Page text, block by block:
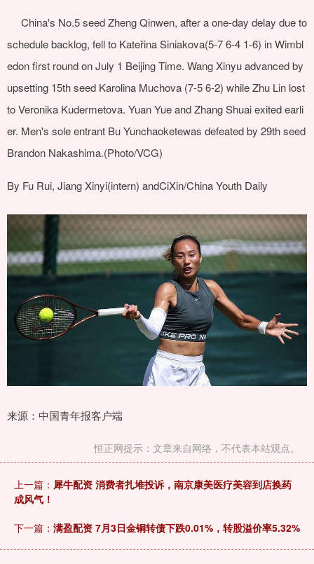
China's No.5 seed Zheng Qinwen, after a one-day delay due to
schedule backlog, fell to Kateřina Siniakova(5-7 6-4 1-6) in Wimbl
edon first round on July 1 Beijing Time. Wang Xinyu advanced by
upsetting 15th seed Karolina Muchova (7-5 6-2) while Zhu Lin lost
to Veronika Kudermetova. Yuan Yue and Zhang Shuai exited earli
er. Men's sole entrant Bu Yunchaoketewas defeated by 29th seed
Brandon Nakashima.(Photo/VCG)
By Fu Rui, Jiang Xinyi(intern) andCiXin/China Youth Daily
来源：中国青年报客户端
恒正网提示：文章来自网络，不代表本站观点。
上一篇： 犀牛配资 消费者扎堆投诉，南京康美医疗美容到店换药
成风气！
下一篇： 满盈配资 7月3日金铜转债下跌0.01%，转股溢价率5.32%